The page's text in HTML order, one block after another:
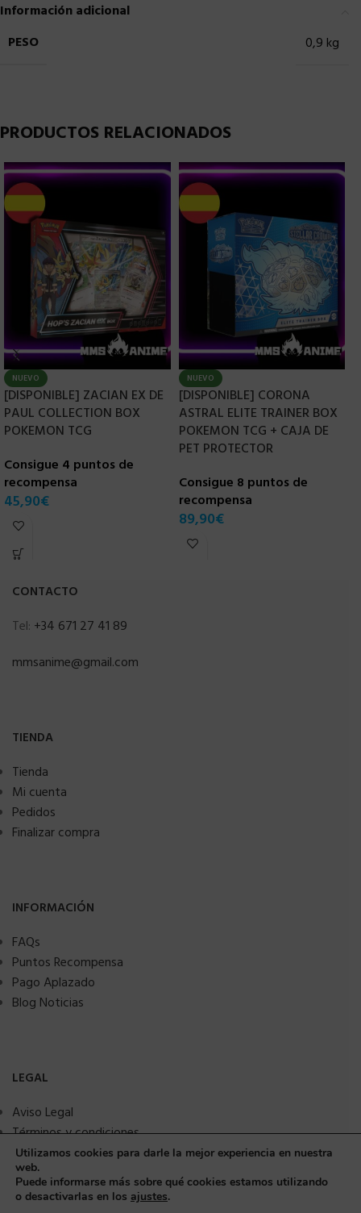
Información adicional
PESO
0,9 kg
PRODUCTOS RELACIONADOS
NUEVO
[DISPONIBLE] ZACIAN EX DE
PAUL COLLECTION BOX
POKEMON TCG
Consigue 4 puntos de
recompensa
45,90€
NUEVO
[DISPONIBLE] CORONA
ASTRAL ELITE TRAINER BOX
POKEMON TCG + CAJA DE
PET PROTECTOR
Consigue 8 puntos de
recompensa
89,90€
CONTACTO
Tel: +34 671 27 41 89
mmsanime@gmail.com
TIENDA
Tienda
Mi cuenta
Pedidos
Finalizar compra
INFORMACIÓN
FAQs
Puntos Recompensa
Pago Aplazado
Blog Noticias
LEGAL
Aviso Legal
Términos y condiciones
Política de privacidad
Política de Cookies
Seguridad y protección a compradores
Utilizamos cookies para darle la mejor experiencia en nuestra
web.
Puede informarse más sobre qué cookies estamos utilizando
o desactivarlas en los ajustes.